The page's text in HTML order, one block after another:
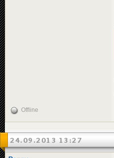
Offline
24.09.2013 13:27